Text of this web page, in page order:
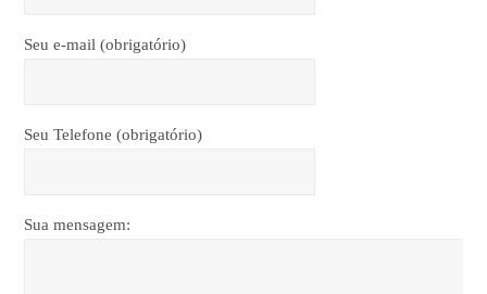
Seu e-mail (obrigatório)
Seu Telefone (obrigatório)
Sua mensagem: